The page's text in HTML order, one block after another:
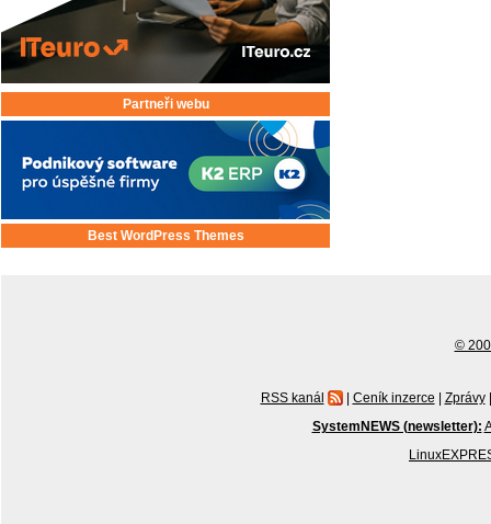
Partneři webu
Best WordPress Themes
©
RSS kanál | Ceník inzerce | Zprávy |
SystemNEWS (newsletter):